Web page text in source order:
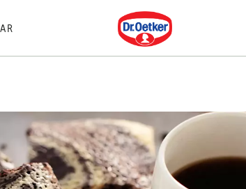
Dr. Oetker